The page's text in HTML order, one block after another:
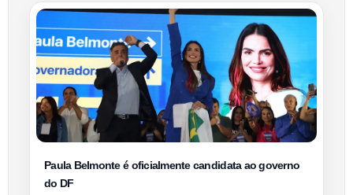
Paula Belmonte é oficialmente candidata ao governo
do DF